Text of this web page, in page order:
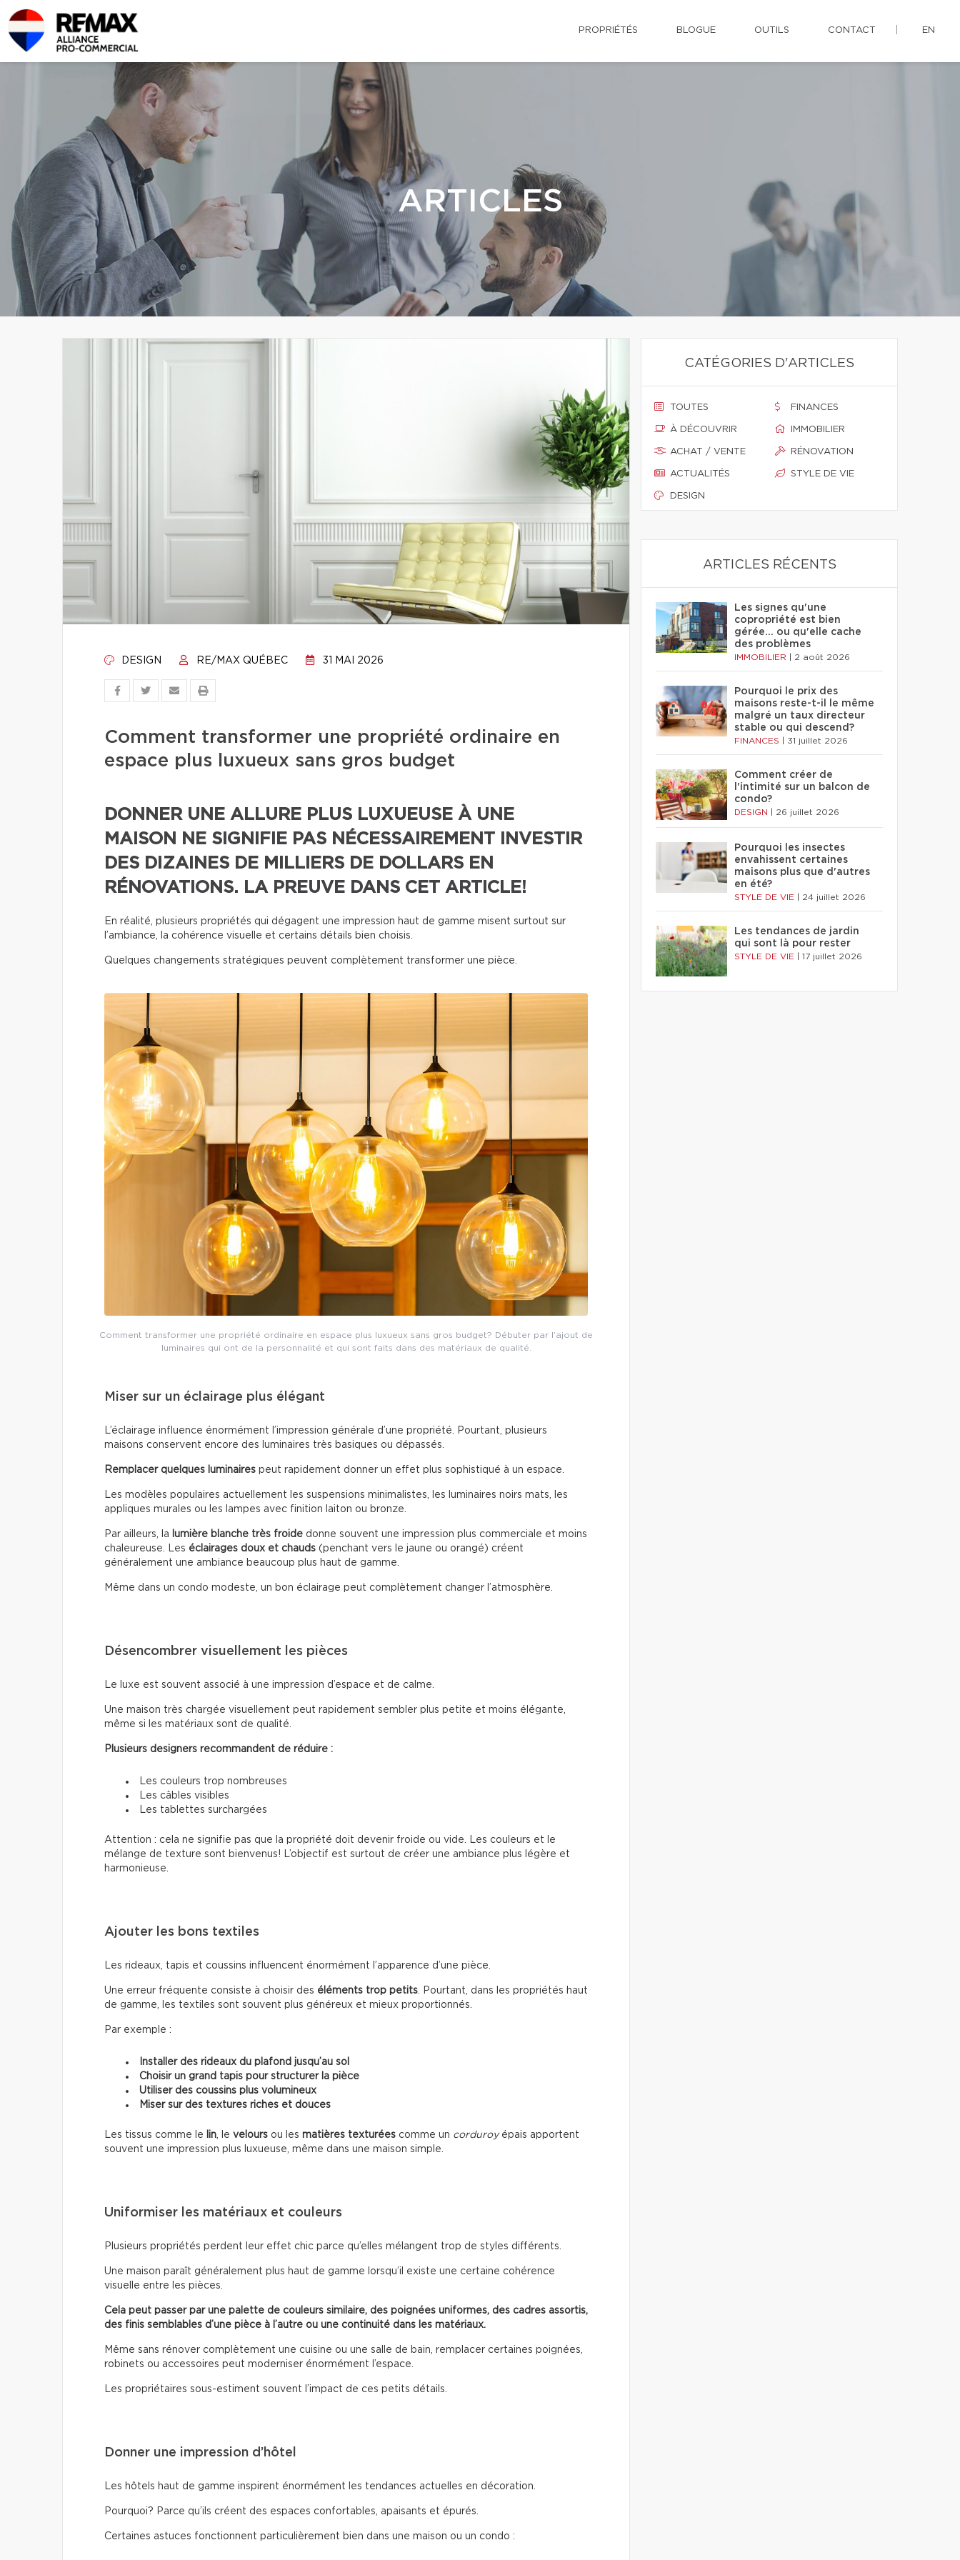
PROPRIÉTÉS BLOGUE OUTILS CONTACT EN
ARTICLES
DESIGN RE/MAX QUÉBEC 31 MAI 2026
Comment transformer une propriété ordinaire en
espace plus luxueux sans gros budget
DONNER UNE ALLURE PLUS LUXUEUSE À UNE
MAISON NE SIGNIFIE PAS NÉCESSAIREMENT INVESTIR
DES DIZAINES DE MILLIERS DE DOLLARS EN
RÉNOVATIONS. LA PREUVE DANS CET ARTICLE!
En réalité, plusieurs propriétés qui dégagent une impression haut de gamme misent surtout sur
l’ambiance, la cohérence visuelle et certains détails bien choisis.
Quelques changements stratégiques peuvent complètement transformer une pièce.
Comment transformer une propriété ordinaire en espace plus luxueux sans gros budget? Débuter par l’ajout de
luminaires qui ont de la personnalité et qui sont faits dans des matériaux de qualité.
Miser sur un éclairage plus élégant
L’éclairage influence énormément l’impression générale d’une propriété. Pourtant, plusieurs
maisons conservent encore des luminaires très basiques ou dépassés.
Remplacer quelques luminaires peut rapidement donner un effet plus sophistiqué à un espace.
Les modèles populaires actuellement les suspensions minimalistes, les luminaires noirs mats, les
appliques murales ou les lampes avec finition laiton ou bronze.
Par ailleurs, la lumière blanche très froide donne souvent une impression plus commerciale et moins
chaleureuse. Les éclairages doux et chauds (penchant vers le jaune ou orangé) créent
généralement une ambiance beaucoup plus haut de gamme.
Même dans un condo modeste, un bon éclairage peut complètement changer l’atmosphère.
Désencombrer visuellement les pièces
Le luxe est souvent associé à une impression d’espace et de calme.
Une maison très chargée visuellement peut rapidement sembler plus petite et moins élégante,
même si les matériaux sont de qualité.
Plusieurs designers recommandent de réduire :
Les couleurs trop nombreuses
Les câbles visibles
Les tablettes surchargées
Attention : cela ne signifie pas que la propriété doit devenir froide ou vide. Les couleurs et le
mélange de texture sont bienvenus! L’objectif est surtout de créer une ambiance plus légère et
harmonieuse.
Ajouter les bons textiles
Les rideaux, tapis et coussins influencent énormément l’apparence d’une pièce.
Une erreur fréquente consiste à choisir des éléments trop petits . Pourtant, dans les propriétés haut
de gamme, les textiles sont souvent plus généreux et mieux proportionnés.
Par exemple :
Installer des rideaux du plafond jusqu’au sol
Choisir un grand tapis pour structurer la pièce
Utiliser des coussins plus volumineux
Miser sur des textures riches et douces
Les tissus comme le lin , le velours ou les matières texturées comme un corduroyépais apportent
souvent une impression plus luxueuse, même dans une maison simple.
Uniformiser les matériaux et couleurs
Plusieurs propriétés perdent leur effet chic parce qu’elles mélangent trop de styles différents.
Une maison paraît généralement plus haut de gamme lorsqu’il existe une certaine cohérence
visuelle entre les pièces.
Cela peut passer par une palette de couleurs similaire, des poignées uniformes, des cadres assortis,
des finis semblables d’une pièce à l’autre ou une continuité dans les matériaux.
Même sans rénover complètement une cuisine ou une salle de bain, remplacer certaines poignées,
robinets ou accessoires peut moderniser énormément l’espace.
Les propriétaires sous-estiment souvent l’impact de ces petits détails.
Donner une impression d’hôtel
Les hôtels haut de gamme inspirent énormément les tendances actuelles en décoration.
Pourquoi? Parce qu’ils créent des espaces confortables, apaisants et épurés.
Certaines astuces fonctionnent particulièrement bien dans une maison ou un condo :
CATÉGORIES D'ARTICLES
TOUTES
À DÉCOUVRIR
ACHAT / VENTE
ACTUALITÉS
DESIGN
FINANCES
IMMOBILIER
RÉNOVATION
STYLE DE VIE
ARTICLES RÉCENTS
Les signes qu'une
copropriété est bien
gérée… ou qu'elle cache
des problèmes
IMMOBILIER 2 août 2026
Pourquoi le prix des
maisons reste-t-il le même
malgré un taux directeur
stable ou qui descend?
FINANCES 31 juillet 2026
Comment créer de
l'intimité sur un balcon de
condo?
DESIGN 26 juillet 2026
Pourquoi les insectes
envahissent certaines
maisons plus que d'autres
en été?
STYLE DE VIE 24 juillet 2026
Les tendances de jardin
qui sont là pour rester
STYLE DE VIE 17 juillet 2026